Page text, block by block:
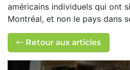
américains individuels qui ont
Montréal, et non le pays dans
Retour aux articles